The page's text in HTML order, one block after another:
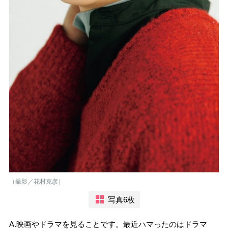
（撮影／花村克彦）
写真6枚
A.映画やドラマを見ることです。最近ハマったのはドラマ